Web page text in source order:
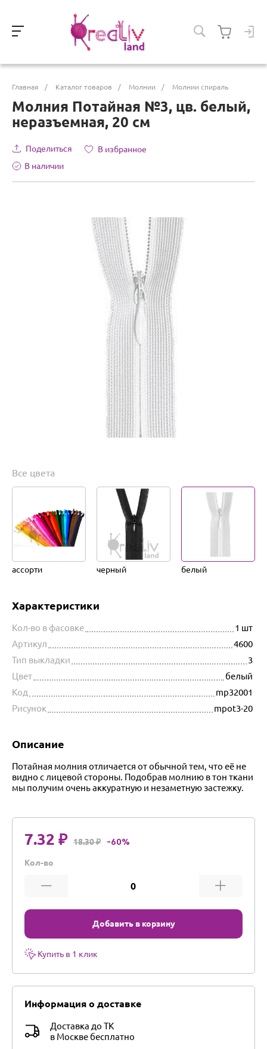
Главная / Каталог товаров / Молнии / Молнии спираль
Молния Потайная №3, цв. белый,
неразъемная, 20 см
Поделиться
В избранное
В наличии
Все цвета
ассорти черный белый
Характеристики
Кол-во в фасовке
1 шт
Артикул
4600
Тип выкладки
3
Цвет
белый
Код
mp32001
Рисунок
mpot3-20
Описание
Потайная молния отличается от обычной тем, что её не
видно с лицевой стороны. Подобрав молнию в тон ткани
мы получим очень аккуратную и незаметную застежку.
7.32 ₽ 18.30 ₽ -60%
Кол-во
Добавить в корзину
Купить в 1 клик
Информация о доставке
Доставка до ТК
в Москве бесплатно